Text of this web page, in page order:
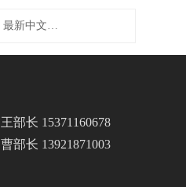
罪恶都市：最新中文单机版下载，全新中心体验
部长 15371160678
部长 13921871003